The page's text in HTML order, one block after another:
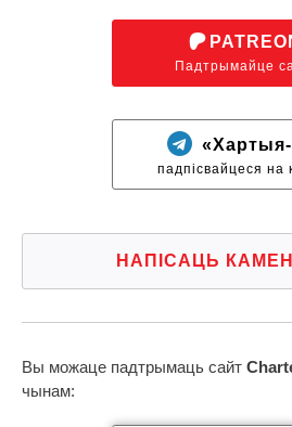
Падтрымайце
падпісвайцеся на
НАПІСАЦЬ
Вы можаце падтрымаць сайт
чынам: